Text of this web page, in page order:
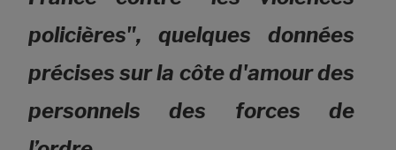
policières", quelques données
précises sur la côte d'amour des
personnels des forces de